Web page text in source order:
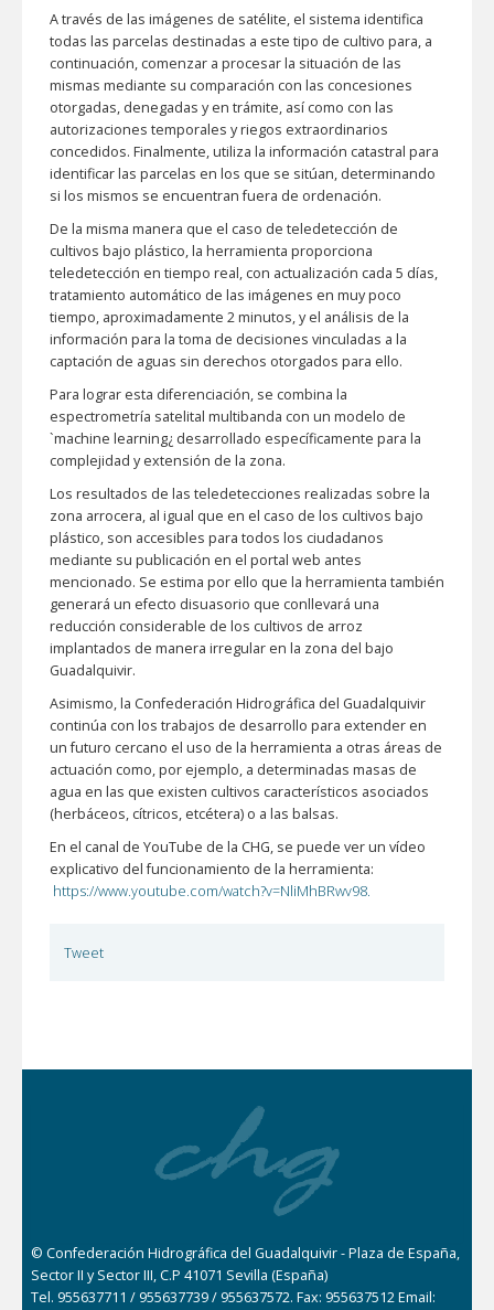
A través de las imágenes de satélite, el sistema identifica
todas las parcelas destinadas a este tipo de cultivo para, a
continuación, comenzar a procesar la situación de las
mismas mediante su comparación con las concesiones
otorgadas, denegadas y en trámite, así como con las
autorizaciones temporales y riegos extraordinarios
concedidos. Finalmente, utiliza la información catastral para
identificar las parcelas en los que se sitúan, determinando
si los mismos se encuentran fuera de ordenación.
De la misma manera que el caso de teledetección de
cultivos bajo plástico, la herramienta proporciona
teledetección en tiempo real, con actualización cada 5 días,
tratamiento automático de las imágenes en muy poco
tiempo, aproximadamente 2 minutos, y el análisis de la
información para la toma de decisiones vinculadas a la
captación de aguas sin derechos otorgados para ello.
Para lograr esta diferenciación, se combina la
espectrometría satelital multibanda con un modelo de
`machine learning¿ desarrollado específicamente para la
complejidad y extensión de la zona.
Los resultados de las teledetecciones realizadas sobre la
zona arrocera, al igual que en el caso de los cultivos bajo
plástico, son accesibles para todos los ciudadanos
mediante su publicación en el portal web antes
mencionado. Se estima por ello que la herramienta también
generará un efecto disuasorio que conllevará una
reducción considerable de los cultivos de arroz
implantados de manera irregular en la zona del bajo
Guadalquivir.
Asimismo, la Confederación Hidrográfica del Guadalquivir
continúa con los trabajos de desarrollo para extender en
un futuro cercano el uso de la herramienta a otras áreas de
actuación como, por ejemplo, a determinadas masas de
agua en las que existen cultivos característicos asociados
(herbáceos, cítricos, etcétera) o a las balsas.
En el canal de YouTube de la CHG, se puede ver un vídeo
explicativo del funcionamiento de la herramienta:
https://www.youtube.com/watch?v=NliMhBRwv98.
Tweet
© Confederación Hidrográfica del Guadalquivir - Plaza de España,
Sector II y Sector III, C.P 41071 Sevilla (España)
Tel. 955637711 / 955637739 / 955637572. Fax: 955637512 Email: